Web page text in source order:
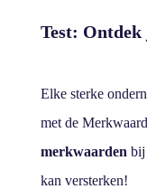
Test:
Elke sterke
met de
merkwaarden bij
kan versterken!